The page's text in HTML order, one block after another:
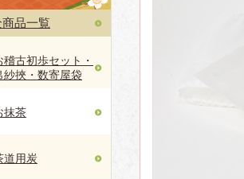
商品一覧
稽古初歩セット・
紗挾・数寄屋袋
抹茶
道用炭